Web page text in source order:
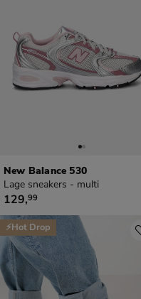
New Balance 530
Lage sneakers - multi
€ 129,99
129,99
⚡Hot Drop